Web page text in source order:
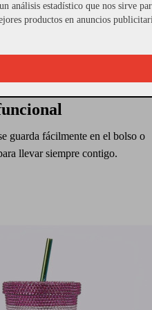
guarda fácilmente en el bolso o
llevar siempre contigo.
análisis estadístico que nos sirve
productos en anuncios